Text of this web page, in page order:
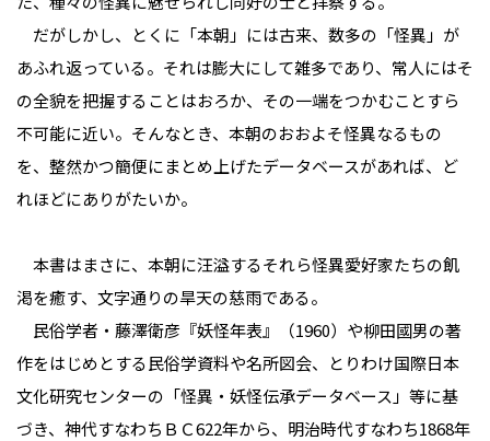
だがしかし、とくに「本朝」には古来、数多の「怪異」が
あふれ返っている。それは膨大にして雑多であり、常人にはそ
の全貌を把握することはおろか、その一端をつかむことすら
不可能に近い。そんなとき、本朝のおおよそ怪異なるもの
を、整然かつ簡便にまとめ上げたデータベースがあれば、ど
れほどにありがたいか。
本書はまさに、本朝に汪溢するそれら怪異愛好家たちの飢
渇を癒す、文字通りの旱天の慈雨である。
民俗学者・藤澤衛彦『妖怪年表』（1960）や柳田國男の著
作をはじめとする民俗学資料や名所図会、とりわけ国際日本
文化研究センターの「怪異・妖怪伝承データベース」等に基
づき、神代すなわちＢＣ622年から、明治時代すなわち1868年